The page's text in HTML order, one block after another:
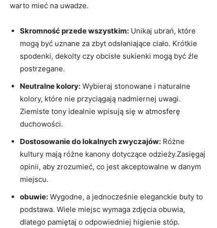
warto mieć na uwadze.
Skromność‌ przede wszystkim: Unikaj ubrań, które
mogą być uznane za‍ zbyt odsłaniające​ ciało. Krótkie
spodenki, dekolty czy obcisłe sukienki​ mogą być źle
postrzegane.
Neutralne kolory: Wybieraj stonowane ‌i⁤ naturalne
‍kolory, które⁢ nie przyciągają nadmiernej⁣ uwagi.
Ziemiste tony⁤ idealnie wpisują się w atmosferę
duchowości.
Dostosowanie do‌ lokalnych zwyczajów: Różne
kultury mają różne ​kanony dotyczące odzieży.Zasięgaj
opinii, ⁣aby zrozumieć, co jest ⁣akceptowalne w danym
miejscu.
obuwie: Wygodne,⁤ a jednocześnie eleganckie buty to
podstawa. Wiele miejsc wymaga zdjęcia obuwia,
dlatego pamiętaj⁣ o odpowiedniej higienie stóp.